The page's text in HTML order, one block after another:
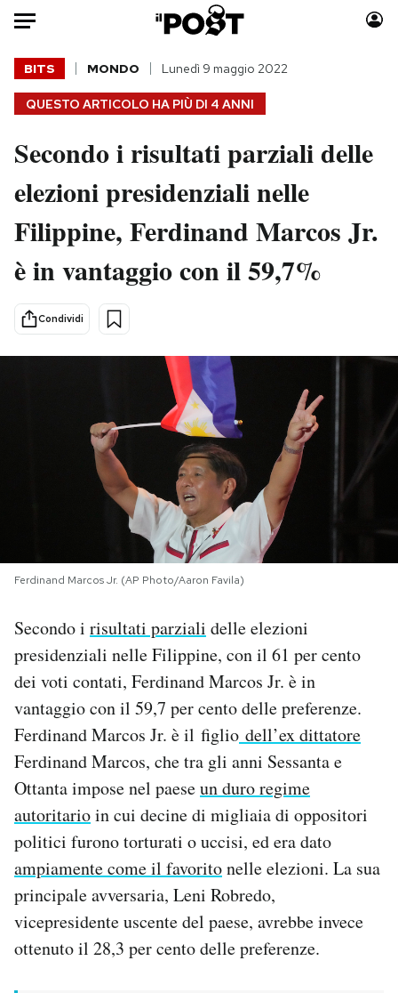
Auto
HOME
Italia
Politica
Tecnologia
Internet
Scienza
Cultura
Economia
Sport
Moda
Consumismi
Storie/Idee
Media
Mondiali calcio 2026
PODCAST
NEWSLETTER
AREA PERSONALE
Area Personale
Newsletter
Notifiche mobile
Regala il Post
Esci
QUESTO ARTICOLO HA PIÙ DI 4 ANNI
BITS MONDO Lunedì 9 maggio 2022
Secondo i risultati parziali delle
elezioni presidenziali nelle
Filippine, Ferdinand Marcos Jr.
è in vantaggio con il 59,7%
Condividi
Ferdinand Marcos Jr. (AP Photo/Aaron Favila)
Secondo i risultati parziali delle elezioni
presidenziali nelle Filippine, con il 61 per cento
dei voti contati, Ferdinand Marcos Jr. è in
vantaggio con il 59,7 per cento delle preferenze.
Ferdinand Marcos Jr. è il figlio dell’ex dittatore
Ferdinand Marcos, che tra gli anni Sessanta e
Ottanta impose nel paeseun duro regime
autoritarioin cui decine di migliaia di oppositori
politici furono torturati o uccisi, ed era dato
ampiamente come il favoritonelle elezioni. La sua
principale avversaria, Leni Robredo,
vicepresidente uscente del paese, avrebbe invece
ottenuto il 28,3 per cento delle preferenze.